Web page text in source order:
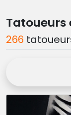
Tatoueurs
266